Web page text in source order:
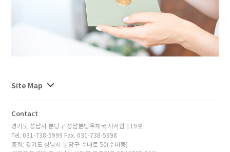
Site Map 사이트맵
Contact
경기도 성남시 분당구 성남분당우체국 사서함 119호
Tel. 031-738-5999 Fax. 031-738-5998
총회: 경기도 성남시 분당구 수내로 50(수내동)